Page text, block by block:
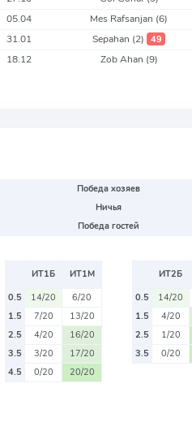
05.04 Mes Rafsanjan (6)
31.01 Sepahan (2) 49
18.12 Zob Ahan (9)
Победа хозяев
Ничья
Победа гостей
ИТ1Б
ИТ1М
0.5
14/20
6/20
1.5
7/20
13/20
2.5
4/20
16/20
3.5
3/20
17/20
4.5
0/20 20/20
ИТ2Б
0.5
14/20
1.5
4/20
2.5
1/20
3.5
0/20